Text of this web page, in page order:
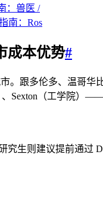
：兽医 /
南：Ros
成本优势#
。跟多伦多、温哥
Sexton（工学院）
生则建议提前通过